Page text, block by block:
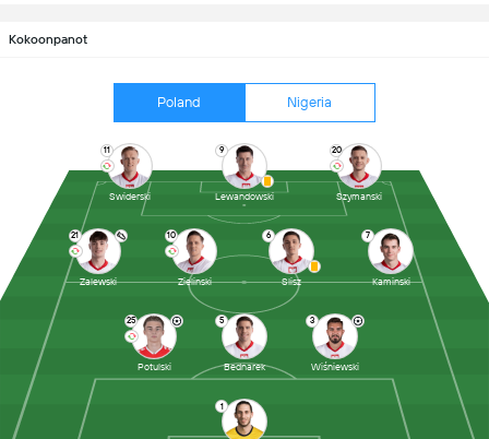
Kokoonpanot
Poland Nigeria
1
25
Potulski
5
Bednarek
3
Wiśniewski
21
Zalewski
10
Zielinski
6
Slisz
7
Kaminski
11
Swiderski
9
Lewandowski
20
Szymanski